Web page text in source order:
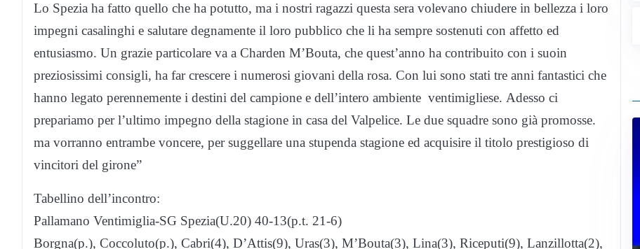
Lo Spezia ha fatto quello che ha potutto, ma i nostri ragazzi questa sera volevano chiudere in bellezza i loro
impegni casalinghi e salutare degnamente il loro pubblico che li ha sempre sostenuti con affetto ed
entusiasmo. Un grazie particolare va a Charden M’Bouta, che quest’anno ha contribuito con i suoin
preziosissimi consigli, ha far crescere i numerosi giovani della rosa. Con lui sono stati tre anni fantastici che
hanno legato perennemente i destini del campione e dell’intero ambiente ventimigliese. Adesso ci
prepariamo per l’ultimo impegno della stagione in casa del Valpelice. Le due squadre sono già promosse.
ma vorranno entrambe voncere, per suggellare una stupenda stagione ed acquisire il titolo prestigioso di
vincitori del girone”
Tabellino dell’incontro:
Pallamano Ventimiglia-SG Spezia(U.20) 40-13(p.t. 21-6)
Borgna(p.), Coccoluto(p.), Cabri(4), D’Attis(9), Uras(3), M’Bouta(3), Lina(3), Riceputi(9), Lanzillotta(2),